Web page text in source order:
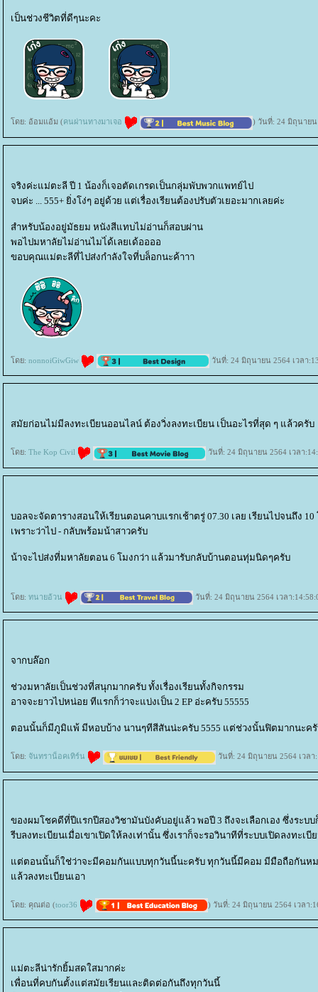
เป็นช่วงชีวิตที่ดีๆนะคะ
ดย: อ้อมแอ้ม (คนผ่านทางมาเจอ ) วันที่: 24 มิถุนายน
จริงค่ะแม่ตะลี ปี 1 น้องก็เจอตัดเกรดเป็นกลุ่มพับพวกแพทย์ไป
จบค่ะ ... 555+ ยิ่งโง่ๆ อยู่ด้วย แต่เรื่องเรียนต้องปรับตัวเยอะมากเลยค่ะ
สำหรับน้องอยู่มัธยม หนังสีแทบไม่อ่านก็สอบผ่าน
พอไปมหาลัยไม่อ่านไมไ่ด้เลยเด้ออออ
ขอบคุณแม่ตะลีที่ไปส่งกำลังใจที่บล็อกนะค้าาา
ดย: nonnoiGiwGiw วันที่: 24 มิถุนายน 2564 เวลา
สมัยก่อนไม่มีลงทะเบียนออนไลน์ ต้องวิ่งลงทะเบียน เป็นอะไรที่สุด ๆ แล้วครับ
ดย: The Kop Civil วันที่: 24 มิถุนายน 2564 เวลา
บอลจะจัดตารางสอนให้เรียนตอนคาบแรกเช้าตรู่ 07.30 เลย เรียนไปจนถึง
เพราะว่าไป - กลับพร้อมน้าสาวครับ
น้าจะไปส่งที่มหาลัยตอน 6 โมงกว่า แล้วมารับกลับบ้านตอนทุ่มนิดๆครับ
ดย: ทนายอ้วน วันที่: 24 มิถุนายน 2564 เวลา
จากบล๊อก
ช่วงมหาลัยเป็นช่วงที่สนุกมากครับ ทั้งเรื่องเรียนทั้งกิจกรรม
อาจจะยาวไปหน่อย ทีแรกก็ว่าจะแบ่งเป็น 2 EP อ่ะครับ 55555
ตอนนั้นก็มีภูมิแพ้ มีหอบบ้าง นานๆทีสีสันน่ะครับ 5555 แต่ช่วงนั้นฟิตมากนะครั
ดย: จันทราน็อคเทิร์น วันที่: 24 มิถุนายน 2564 เวลา
ของผมโชคดีที่ปีแรกปีสองวิชามันบังคับอยู่แล้ว พอปี 3 ถึงจะเลือกเอง ซึ่งระบ
รีบลงทะเบียนเมื่อเขาเปิดให้ลงเท่านั้น ซึ่งเราก็จะรอวินาทีที่ระบบเปิดลงทะ
ต่ตอนนั้นก็ใช่ว่าจะมีคอมกันแบบทุกวันนี้นะครับ ทุกวันนี้มีคอม มีมือถือกันหม
ล้วลงทะเบียนเอา
ดย: คุณต่อ (toor36 ) วันที่: 24 มิถุนายน 2564 เวลา
ม่ตะลีน่ารักยิ้มสดใสมากค่ะ
เพื่อนที่คบกันตั้งแต่สมัยเรียนและติดต่อกันถึงทุกวันนี้